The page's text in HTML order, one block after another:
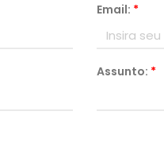
Email: *
Assunto: *